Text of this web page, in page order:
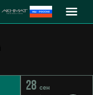
28 сен